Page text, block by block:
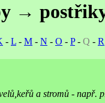
→
- L - M - N - O - P- Q - R
a stromů - např.